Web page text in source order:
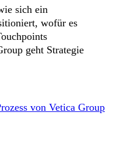
sich ein
wofür es
geht Strategie
von Vetica Group